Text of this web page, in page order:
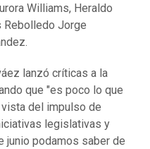
Williams, Heraldo
Rebolledo Jorge
lanzó críticas a la
que "es poco lo que
del impulso de
legislativas y
junio podamos saber de